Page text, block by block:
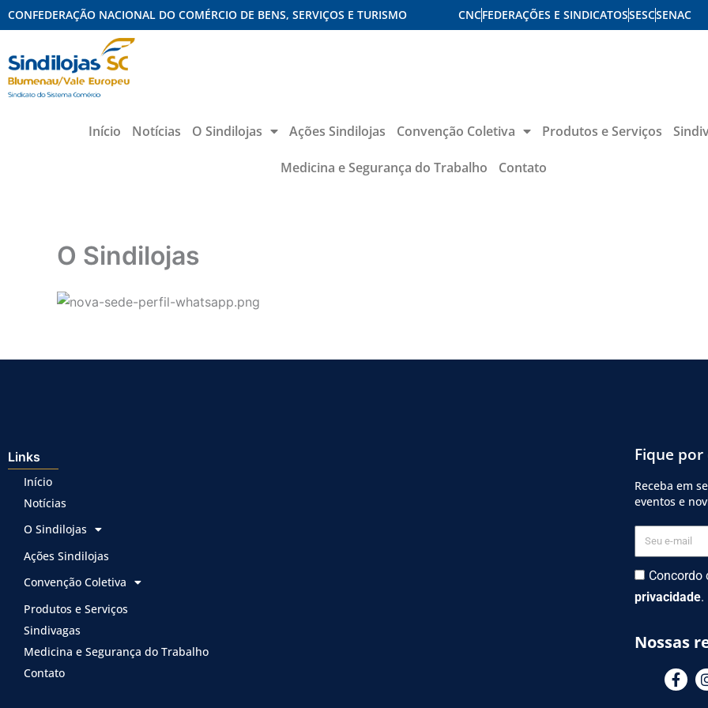
CONFEDERAÇÃO NACIONAL DO COMÉRCIO DE BENS, SERVIÇOS E TURISMO CNCFEDERAÇÕES E SINDICATOSSESCSENAC
Início Notícias O Sindilojas Ações Sindilojas Convenção Coletiva Produtos e Serviços
Medicina e Segurança do Trabalho Contato
O Sindilojas
Links
Início
Notícias
O Sindilojas
Ações Sindilojas
Convenção Coletiva
Produtos e Serviços
Sindivagas
Medicina e Segurança do Trabalho
Contato
Fique
Receba em
eventos e
Seu
e-
mail
privacidade.
Nossas
F
a